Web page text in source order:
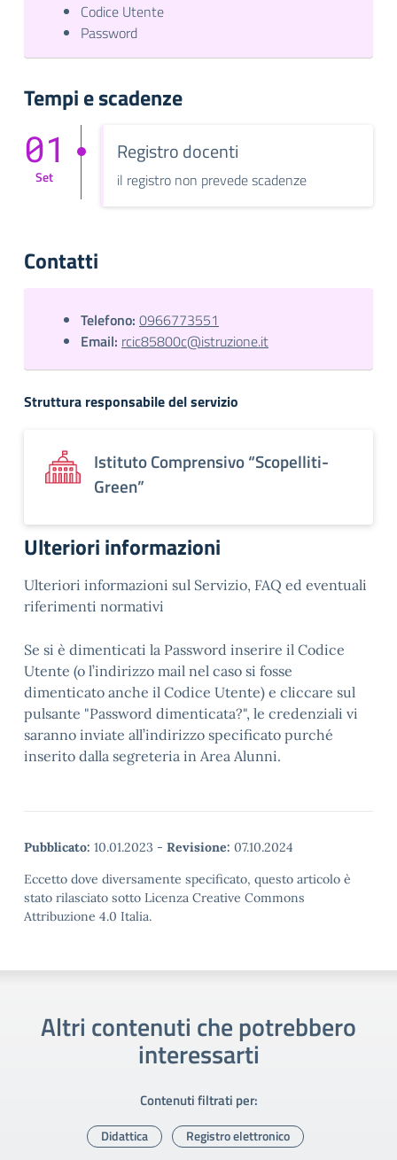
Codice Utente
Password
Tempi e scadenze
01
Set
Registro docenti
il registro non prevede scadenze
Contatti
Telefono: 0966773551
Email: rcic85800c@istruzione.it
Struttura responsabile del servizio
Istituto Comprensivo “Scopelliti-
Green”
Ulteriori informazioni
Ulteriori informazioni sul Servizio, FAQ ed eventuali
riferimenti normativi
Se si è dimenticati la Password inserire il Codice
Utente (o l’indirizzo mail nel caso si fosse
dimenticato anche il Codice Utente) e cliccare sul
pulsante "Password dimenticata?", le credenziali vi
saranno inviate all’indirizzo specificato purché
inserito dalla segreteria in Area Alunni.
Pubblicato: 10.01.2023 - Revisione: 07.10.2024
Eccetto dove diversamente specificato, questo articolo è
stato rilasciato sotto Licenza Creative Commons
Attribuzione 4.0 Italia.
Altri contenuti che potrebbero
interessarti
Contenuti filtrati per:
Didattica Registro elettronico